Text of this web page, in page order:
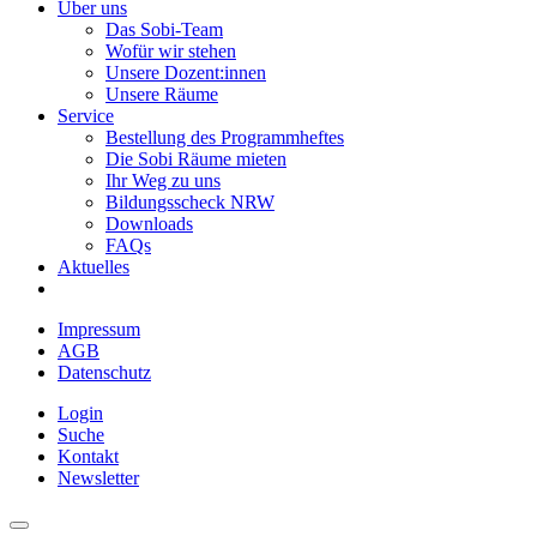
Über uns
Das Sobi-Team
Wofür wir stehen
Unsere Dozent:innen
Unsere Räume
Service
Bestellung des Programmheftes
Die Sobi Räume mieten
Ihr Weg zu uns
Bildungsscheck NRW
Downloads
FAQs
Aktuelles
Impressum
AGB
Datenschutz
Login
Suche
Kontakt
Newsletter